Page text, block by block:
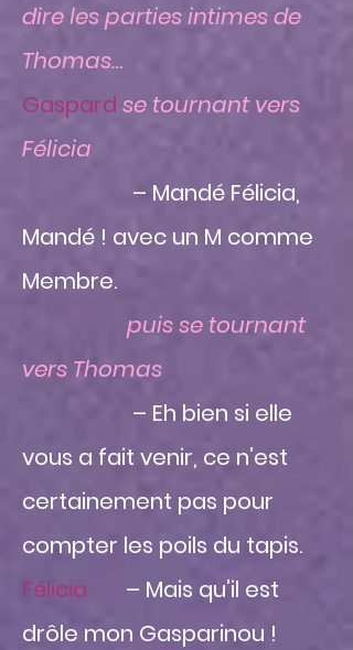
dire les parties intimes de
Thomas…
Gaspard se tournant vers
Félicia
– Mandé Félicia,
Mandé ! avec un M comme
Membre.
puis se tournant
vers Thomas
– Eh bien si elle
vous a fait venir, ce n’est
certainement pas pour
compter les poils du tapis.
Félicia – Mais qu’il est
drôle mon Gasparinou !